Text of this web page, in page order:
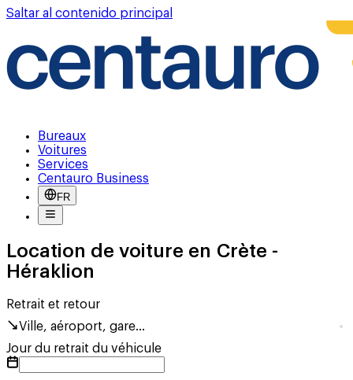
Saltar al contenido principal
Bureaux
Voitures
Services
Centauro Business
FR
Location de voiture en Crète -
Héraklion
Retrait et retour
Ville, aéroport, gare...
Jour du retrait du véhicule